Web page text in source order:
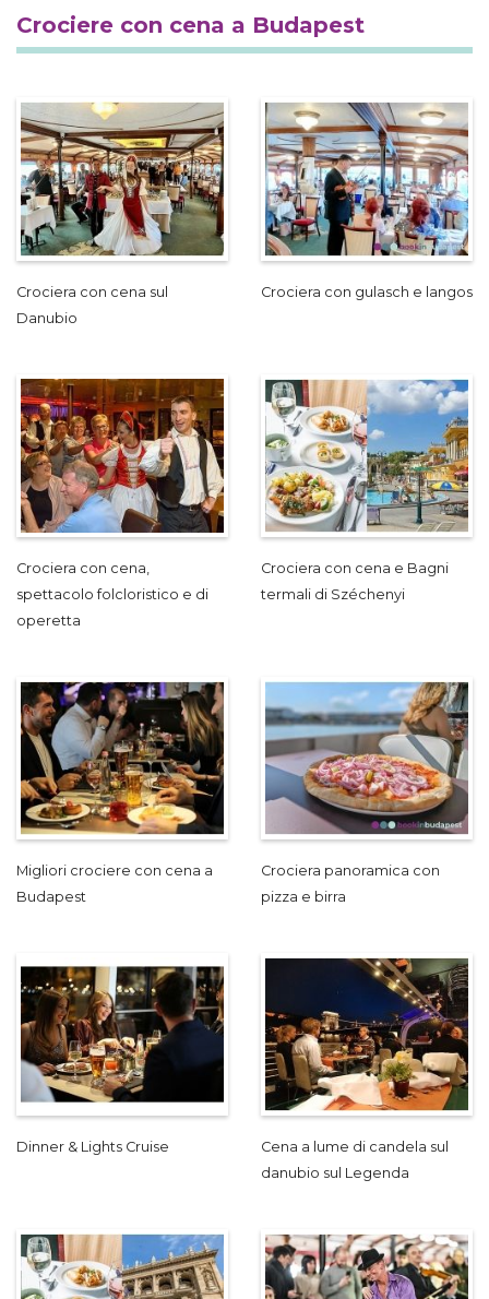
Crociere con cena a Budapest
Crociera con cena sul
Danubio
Crociera con gulasch e langos
Crociera con cena,
spettacolo folcloristico e di
operetta
Crociera con cena e Bagni
termali di Széchenyi
Migliori crociere con cena a
Budapest
Crociera panoramica con
pizza e birra
Dinner & Lights Cruise
Cena a lume di candela sul
danubio sul Legenda